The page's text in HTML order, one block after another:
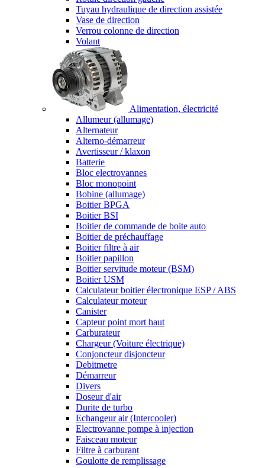
Tuyau hydraulique de direction assistée
Vase de direction
Verrou colonne de direction
Volant
Alimentation, électricité
Allumeur (allumage)
Alternateur
Alterno-démarreur
Avertisseur / klaxon
Batterie
Bloc electrovannes
Bloc monopoint
Bobine (allumage)
Boitier BPGA
Boitier BSI
Boitier de commande de boite auto
Boitier de préchauffage
Boitier filtre à air
Boitier papillon
Boitier servitude moteur (BSM)
Boitier USM
Calculateur boitier électronique ESP / ABS
Calculateur moteur
Canister
Capteur point mort haut
Carburateur
Chargeur (Voiture électrique)
Conjoncteur disjoncteur
Debitmetre
Démarreur
Divers
Doseur d'air
Durite de turbo
Echangeur air (Intercooler)
Electrovanne pompe à injection
Faisceau moteur
Filtre à carburant
Goulotte de remplissage